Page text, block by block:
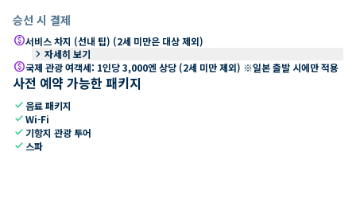
승선 시 결제
paid서비스 차지 (선내 팁) (2세 미만은 대상 제외)
keyboard_arrow_right 자세히 보기
paid국제 관광 여객세: 1인당 3,000엔 상당 (2세 미만 제외) ※일본 출발 시에만 적용
사전 예약 가능한 패키지
check 음료 패키지
checkWi-Fi
check 기항지 관광 투어
check 스파